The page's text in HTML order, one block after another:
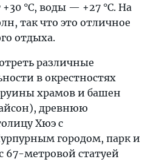
+30 °C, воды — +27 °C. На
так что это отличное
отдыха.
различные
в окрестностях
храмов и башен
древнюю
Хюэ с
городом, парк и
67-метровой статуей